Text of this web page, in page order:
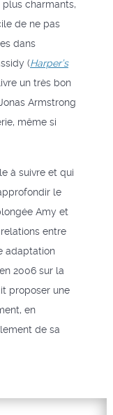
charmants,
de ne pas
dans
(Harper’s
un très bon
Armstrong
même si
à suivre et qui
le
Amy et
entre
adaptation
2006 sur la
proposer une
en
de sa